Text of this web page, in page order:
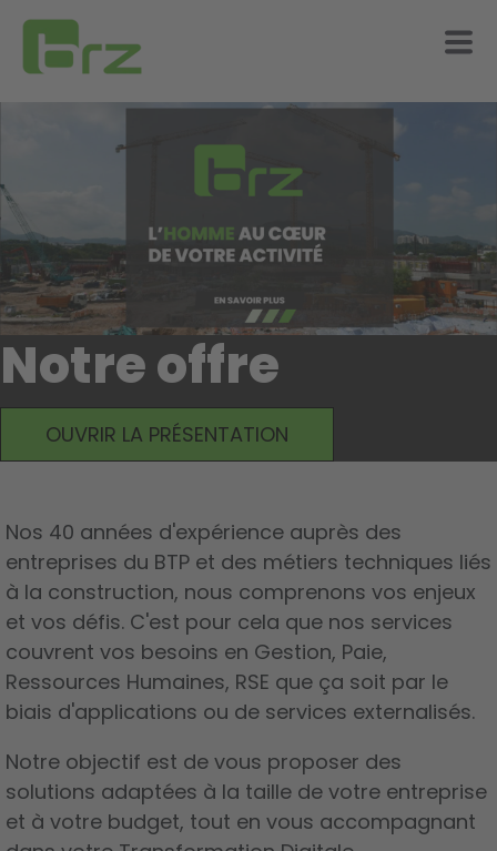
Notre offre
OUVRIR LA PRÉSENTATION
Nos 40 années d'expérience auprès des
entreprises du BTP et des métiers techniques liés
à la construction, nous comprenons vos enjeux
et vos défis. C'est pour cela que nos services
couvrent vos besoins en Gestion, Paie,
Ressources Humaines, RSE que ça soit par le
biais d'applications ou de services externalisés.
Notre objectif est de vous proposer des
solutions adaptées à la taille de votre entreprise
et à votre budget, tout en vous accompagnant